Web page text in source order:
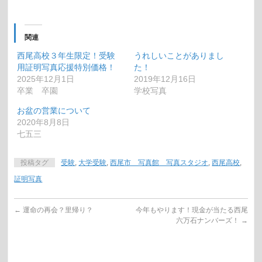
関連
西尾高校３年生限定！受験
用証明写真応援特別価格！
2025年12月1日
卒業 卒園
うれしいことがありまし
た！
2019年12月16日
学校写真
お盆の営業について
2020年8月8日
七五三
投稿タグ 受験 大学受験 ,西尾市 写真館 写真スタジオ ,西尾高校
証明写真
← 運命の再会？里帰り？
今年もやります！現金が当たる西尾
六万石ナンバーズ！
→